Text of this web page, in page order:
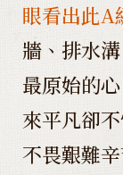
眼看出此A
牆、排水
最原始的
來平凡卻
不畏艱難